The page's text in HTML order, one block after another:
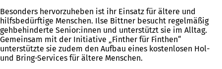
Besonders hervorzuheben ist ihr Einsatz für ältere und
hilfsbedürftige Menschen. Ilse Bittner besucht regelmäßig
gehbehinderte Senior:innen und unterstützt sie im Alltag.
Gemeinsam mit der Initiative „Finther für Finthen“
unterstützte sie zudem den Aufbau eines kostenlosen Hol-
und Bring-Services für ältere Menschen.